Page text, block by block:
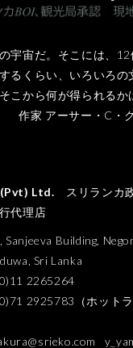
宇宙だ。そこには、
るくらい、いろいろ
こから何が得られるか
アーサー・C・ク
Ltd. スリランカ
代理店
Building,
Sri Lanka
2265264
2925783（ホット